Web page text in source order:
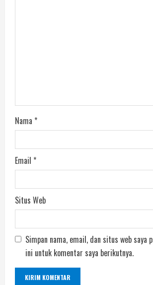
Nama *
Email *
Situs Web
Simpan nama, email, dan situs web saya
ini untuk komentar saya berikutnya.